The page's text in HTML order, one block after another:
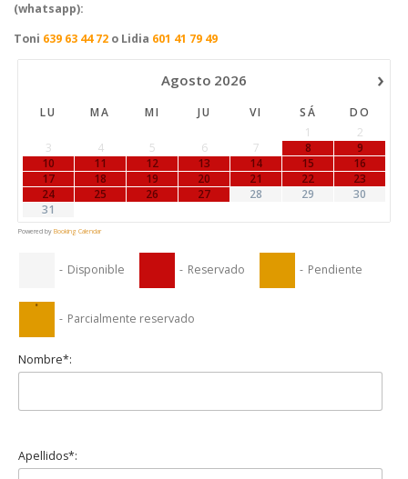
(whatsapp):
Toni 639 63 44 72 o Lidia 601 41 79 49
›
Agosto 2026
LU MA MI JU VI SÁ
DO
1
2
3
4 5 6 7 8
9
10
11 12 13 14 15
16
17
18 19 20 21 22
23
24
25 26 27 28 29
30
31
Powered by Booking Calendar
- Disponible - Reservado - Pendiente
·
- Parcialmente reservado
Nombre*:
Apellidos*: